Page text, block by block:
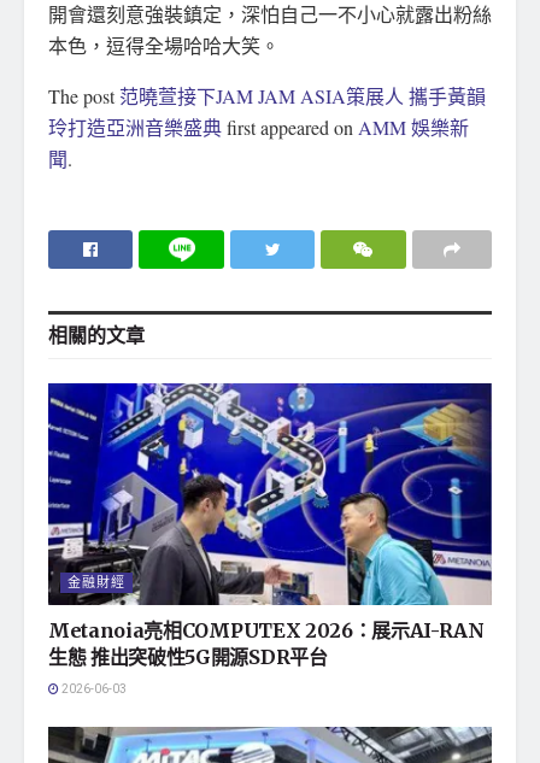
開會還刻意強裝鎮定，深怕自己一不小心就露出粉絲
本色，逗得全場哈哈大笑。
The post范曉萱接下JAM JAM ASIA策展人 攜手黃韻
玲打造亞洲音樂盛典first appeared on AMM 娛樂新
聞.
相關的文章
金融財經
Metanoia亮相COMPUTEX 2026：展示AI-RAN
生態 推出突破性5G開源SDR平台
2026-06-03